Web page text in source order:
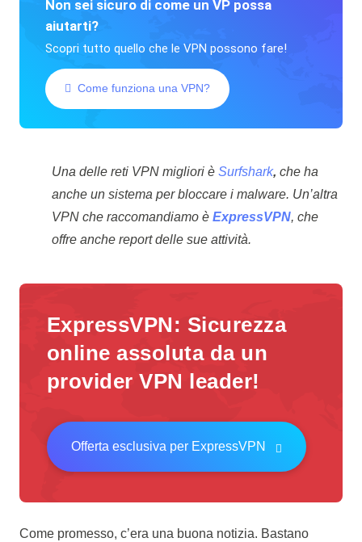
Non sei sicuro di come un VP possa
aiutarti?
Scopri tutto quello che le VPN possono fare!
Come funziona una VPN?
Una delle reti VPN migliori è Surfshark, che ha
anche un sistema per bloccare i malware. Un’altra
VPN che raccomandiamo è ExpressVPN, che
offre anche report delle sue attività.
ExpressVPN: Sicurezza
online assoluta da un
provider VPN leader!
Offerta esclusiva per ExpressVPN
Come promesso, c’era una buona notizia. Bastano